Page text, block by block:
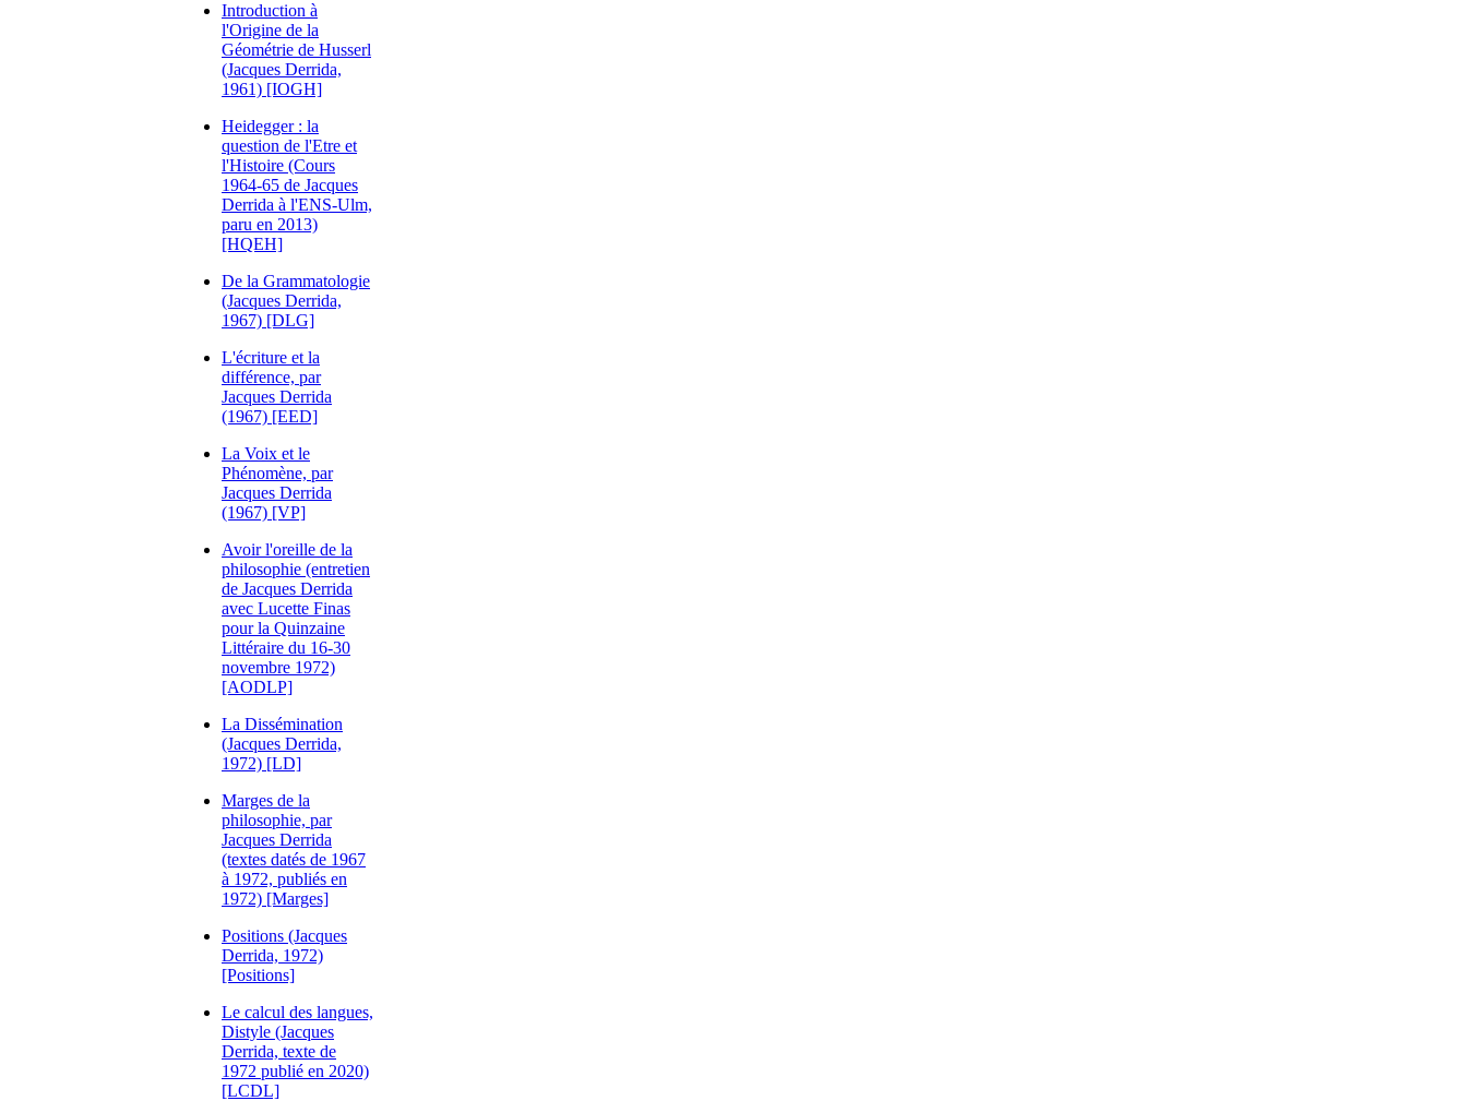
Introduction à
l'Origine de la
Géométrie de Husserl
(Jacques Derrida,
1961) [IOGH]
Heidegger : la
question de l'Etre et
l'Histoire (Cours
1964-65 de Jacques
Derrida à l'ENS-Ulm,
paru en 2013)
[HQEH]
De la Grammatologie
(Jacques Derrida,
1967) [DLG]
L'écriture et la
différence, par
Jacques Derrida
(1967) [EED]
La Voix et le
Phénomène, par
Jacques Derrida
(1967) [VP]
Avoir l'oreille de la
philosophie (entretien
de Jacques Derrida
avec Lucette Finas
pour la Quinzaine
Littéraire du 16-30
novembre 1972)
[AODLP]
La Dissémination
(Jacques Derrida,
1972) [LD]
Marges de la
philosophie, par
Jacques Derrida
(textes datés de 1967
à 1972, publiés en
1972) [Marges]
Positions (Jacques
Derrida, 1972)
[Positions]
Le calcul des langues,
Distyle (Jacques
Derrida, texte de
1972 publié en 2020)
[LCDL]